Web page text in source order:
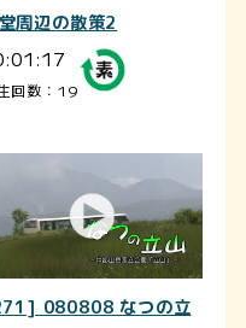
周辺の散策2
回数：19
080808 なつの立